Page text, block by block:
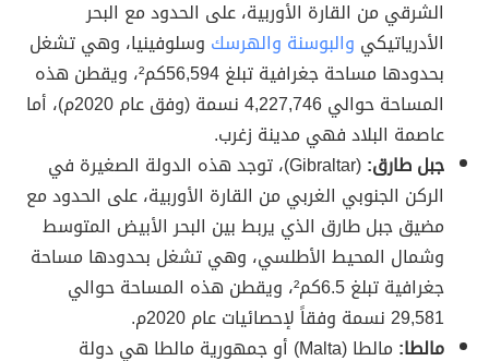
الشرقي من القارة الأوربية، على الحدود مع البحر
الأدرياتيكي والبوسنة والهرسك وسلوفينيا، وهي تشغل
بحدودها مساحة جغرافية تبلغ 56,594كم²، ويقطن هذه
المساحة حوالي 4,227,746 نسمة (وفق عام 2020م)، أما
عاصمة البلاد فهي مدينة زغرب.
جبل طارق:
(Gibraltar)، توجد هذه الدولة الصغيرة في
الركن الجنوبي الغربي من القارة الأوربية، على الحدود مع
مضيق جبل طارق الذي يربط بين البحر الأبيض المتوسط
وشمال المحيط الأطلسي، وهي تشغل بحدودها مساحة
جغرافية تبلغ 6.5كم²، ويقطن هذه المساحة حوالي
29,581 نسمة وفقاً لإحصائيات عام 2020م.
مالطا:
مالطا (Malta) أو جمهورية مالطا هي دولة